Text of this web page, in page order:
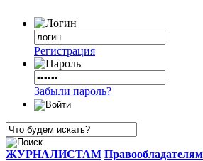
Регистрация
Забыли пароль?
ЖУРНАЛИСТАМ Правообладателям